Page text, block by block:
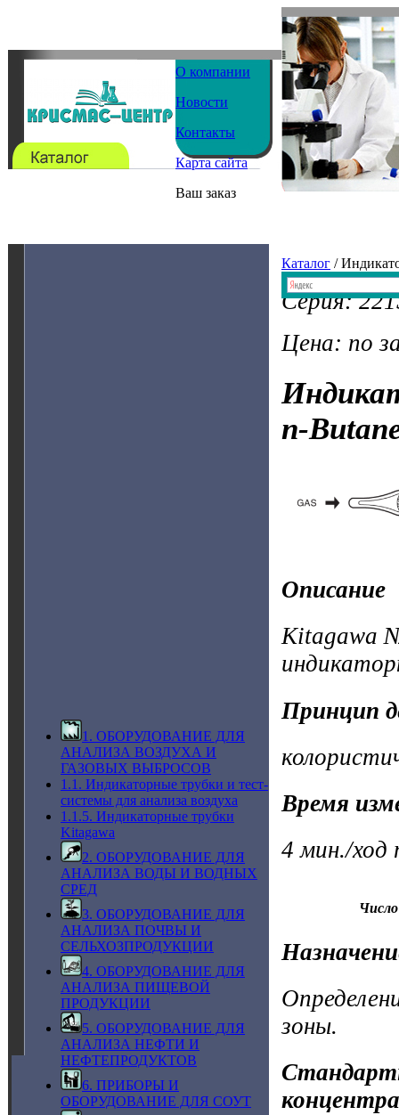
О компании
Новости
Контакты
Карта сайта
Ваш заказ
1. ОБОРУДОВАНИЕ ДЛЯ
АНАЛИЗА ВОЗДУХА И
ГАЗОВЫХ ВЫБРОСОВ
1.1. Индикаторные трубки и тест-
системы для анализа воздуха
1.1.5. Индикаторные трубки
Kitagawa
2. ОБОРУДОВАНИЕ ДЛЯ
АНАЛИЗА ВОДЫ И ВОДНЫХ
СРЕД
3. ОБОРУДОВАНИЕ ДЛЯ
АНАЛИЗА ПОЧВЫ И
СЕЛЬХОЗПРОДУКЦИИ
4. ОБОРУДОВАНИЕ ДЛЯ
АНАЛИЗА ПИЩЕВОЙ
ПРОДУКЦИИ
5. ОБОРУДОВАНИЕ ДЛЯ
АНАЛИЗА НЕФТИ И
НЕФТЕПРОДУКТОВ
6. ПРИБОРЫ И
ОБОРУДОВАНИЕ ДЛЯ СОУТ
Каталог /
Серия:
Цена: по
n-
Описание
Kitagawa
Принцип
Время
4 мин./ход
зоны.